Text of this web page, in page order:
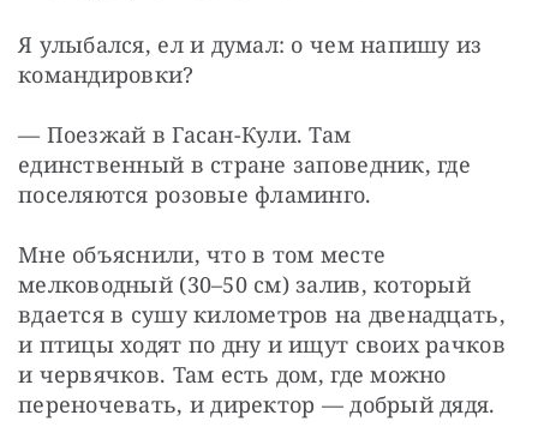
Я улыбался, ел и думал: о чем напишу из
командировки?
— Поезжай в Гасан-Кули. Там
единственный в стране заповедник, где
поселяются розовые фламинго.
Мне объяснили, что в том месте
мелководный (30–50 см) залив, который
вдается в сушу километров на двенадцать,
и птицы ходят по дну и ищут своих рачков
и червячков. Там есть дом, где можно
переночевать, и директор — добрый дядя.